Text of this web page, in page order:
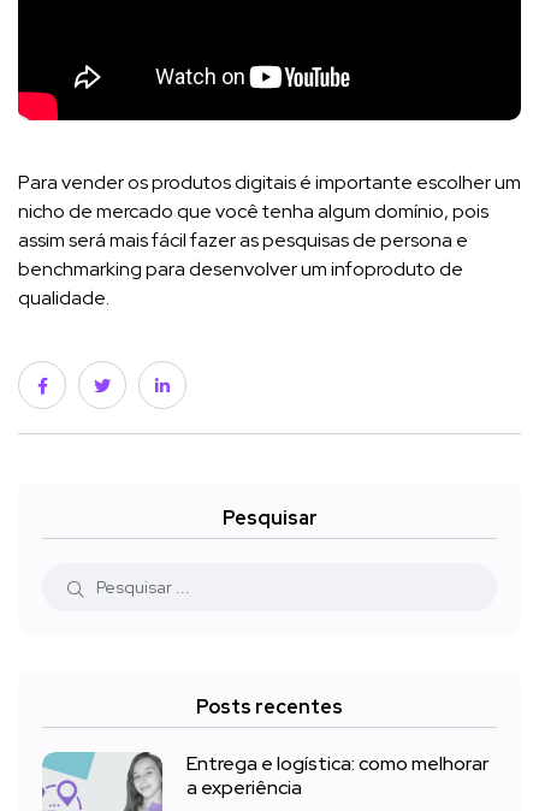
Para vender os produtos digitais é importante escolher um
nicho de mercado que você tenha algum domínio, pois
assim será mais fácil fazer as pesquisas de persona e
benchmarking para desenvolver um infoproduto de
qualidade.
Pesquisar
Posts recentes
Entrega e logística: como melhorar
a experiência